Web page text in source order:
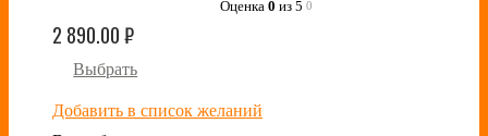
Оценка 0 из 5 0
2 890.00₽
Выбрать
Добавить в список желаний